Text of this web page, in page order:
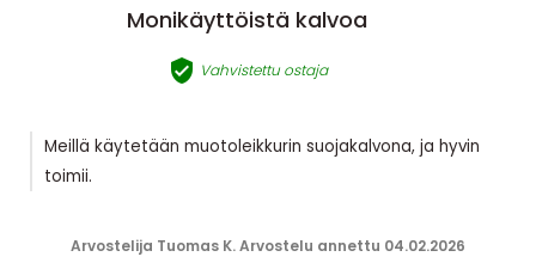
Monikäyttöistä kalvoa
 Vahvistettu ostaja
Meillä käytetään muotoleikkurin suojakalvona, ja hyvin
toimii.
Arvostelija Tuomas K. Arvostelu annettu 04.02.2026